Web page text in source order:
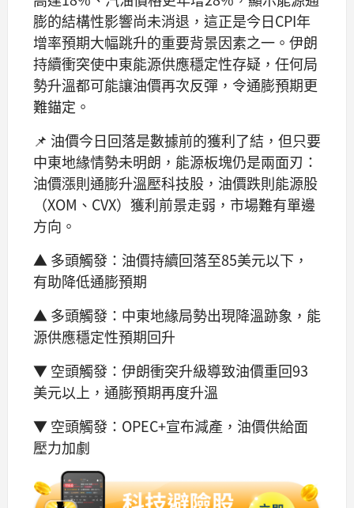
膨的結構性影響尚未消退，這正是今日CPI年
增率預期大幅跳升的重要背景因素之一。伊朗
持續衝突使中東能源供應穩定性存疑，任何局
勢升溫都可能讓油價再次反彈，令通膨預期更
難錨定。
📌 油價今日回落是數據前的獲利了結，但只要
中東地緣情勢未明朗，能源板塊仍是兩面刃：
油價漲則通膨升溫壓科技股，油價跌則能源股
（XOM、CVX）獲利前景走弱，市場難有單邊
方向。
▲ 多頭觸發：油價持續回落至85美元以下，
有助降低通膨預期
▲ 多頭觸發：中東地緣局勢出現降溫跡象，能
源供應穩定性預期回升
▼ 空頭觸發：伊朗衝突升級導致油價重回93
美元以上，通膨預期再度升溫
▼ 空頭觸發：OPEC+宣布減產，油價供給面
壓力加劇